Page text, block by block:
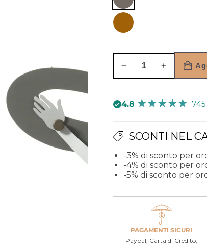
Fango
avorio
Bronzo
Diminuisci
Arte
in
ferro
Crocifisso
piccolo
da
Aumenta
Arte
ferro
Crocifisso
piccolo
da
4.8
SCONTI NEL
-3% di sconto per
-4% di sconto per
-5% di sconto per
PAGAMENTI SICURI
Paypal, Carta di Credito,